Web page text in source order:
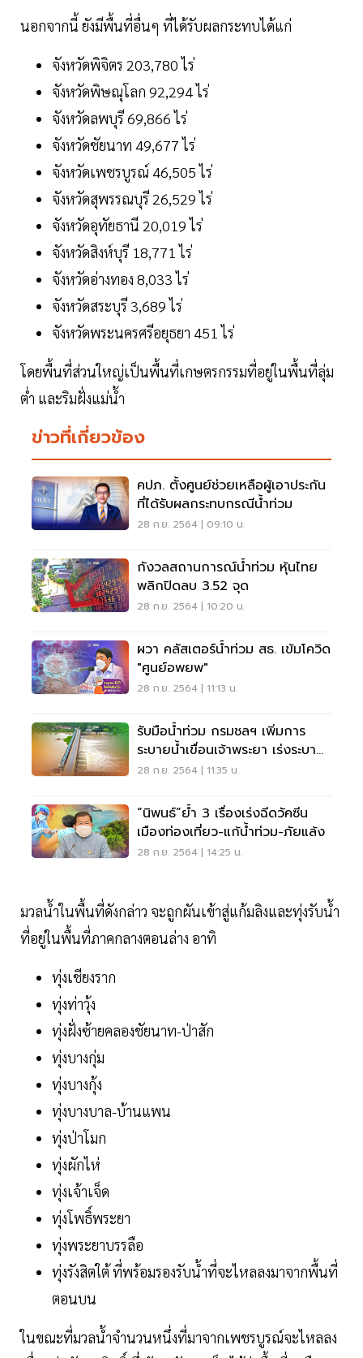
นอกจากนี้ ยังมีพื้นที่อื่นๆ ที่ได้รับผลกระทบได้แก่
จังหวัดพิจิตร 203,780 ไร่
จังหวัดพิษณุโลก 92,294 ไร่
จังหวัดลพบุรี 69,866 ไร่
จังหวัดชัยนาท 49,677 ไร่
จังหวัดเพชรบูรณ์ 46,505 ไร่
จังหวัดสุพรรณบุรี 26,529 ไร่
จังหวัดอุทัยธานี 20,019 ไร่
จังหวัดสิงห์บุรี 18,771 ไร่
จังหวัดอ่างทอง 8,033 ไร่
จังหวัดสระบุรี 3,689 ไร่
จังหวัดพระนครศรีอยุธยา 451 ไร่
โดยพื้นที่ส่วนใหญ่เป็นพื้นที่เกษตรกรรมที่อยู่ในพื้นที่ลุ่ม
ต่ำ และริมฝั่งแม่น้ำ
ข่าวที่เกี่ยวข้อง
คปภ. ตั้งศูนย์ช่วยเหลือผู้เอาประกัน
ที่ได้รับผลกระทบกรณีน้ำท่วม
28 ก.ย. 2564 | 09:10 น.
กังวลสถานการณ์น้ำท่วม หุ้นไทย
พลิกปิดลบ 3.52 จุด
28 ก.ย. 2564 | 10:20 น.
ผวา คลัสเตอร์น้ำท่วม สธ. เข้มโควิด
"ศูนย์อพยพ"
28 ก.ย. 2564 | 11:13 น.
รับมือน้ำท่วม กรมชลฯ เพิ่มการ
ระบายน้ำเขื่อนเจ้าพระยา เร่งระบาย
ออกสู่ทะเล
28 ก.ย. 2564 | 11:35 น.
“นิพนธ์”ย้ำ 3 เรื่องเร่งฉีดวัคซีน
เมืองท่องเที่ยว-แก้น้ำท่วม-ภัยแล้ง
28 ก.ย. 2564 | 14:25 น.
มวลน้ำในพื้นที่ดังกล่าว จะถูกผันเข้าสู่แก้มลิงและทุ่งรับน้ำ
ที่อยู่ในพื้นที่ภาคกลางตอนล่าง อาทิ
ทุ่งเชียงราก
ทุ่งท่าวุ้ง
ทุ่งฝั่งซ้ายคลองชัยนาท-ป่าสัก
ทุ่งบางกุ่ม
ทุ่งบางกุ้ง
ทุ่งบางบาล-บ้านแพน
ทุ่งป่าโมก
ทุ่งผักไห่
ทุ่งเจ้าเจ็ด
ทุ่งโพธิ์พระยา
ทุ่งพระยาบรรลือ
ทุ่งรังสิตใต้ ที่พร้อมรองรับน้ำที่จะไหลลงมาจากพื้นที่
ตอนบน
ในขณะที่มวลน้ำจำนวนหนึ่งที่มาจากเพชรบูรณ์จะไหลลง